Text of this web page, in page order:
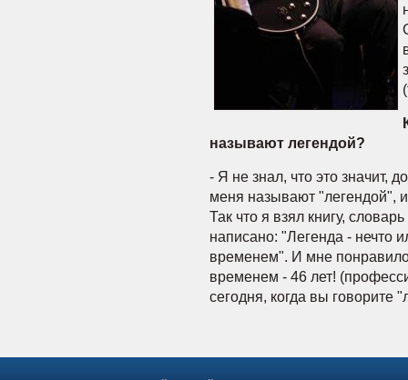
называют легендой?
- Я не знал, что это значит,
меня называют "легендой",
Так что я взял книгу,
написано: "Легенда - нечто
временем". И мне
временем - 46 лет!
сегодня, когда вы говорите